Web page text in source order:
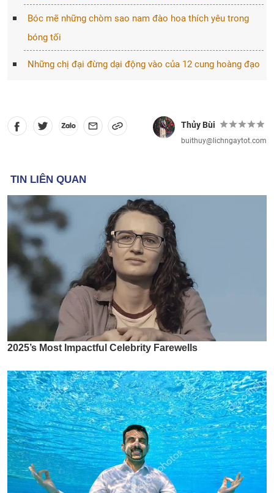
Bóc mẽ những chòm sao nam đào hoa thích yêu trong
bóng tối
Những chị đại đừng dại động vào của 12 cung hoàng đạo
Thủy Bùi
buithuy@lichngaytot.com